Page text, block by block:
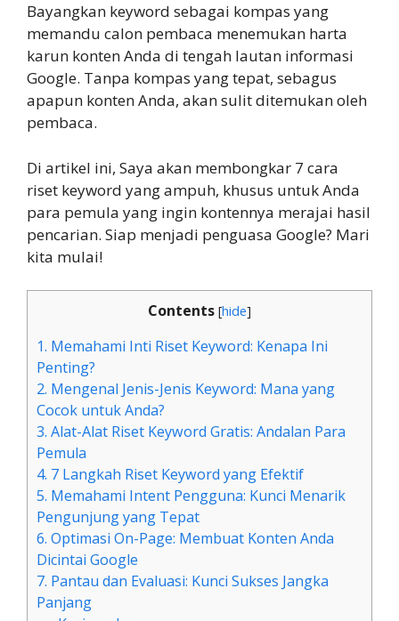
Bayangkan keyword sebagai kompas yang
memandu calon pembaca menemukan harta
karun konten Anda di tengah lautan informasi
Google. Tanpa kompas yang tepat, sebagus
apapun konten Anda, akan sulit ditemukan oleh
pembaca.
Di artikel ini, Saya akan membongkar 7 cara
riset keyword yang ampuh, khusus untuk Anda
para pemula yang ingin kontennya merajai hasil
pencarian. Siap menjadi penguasa Google? Mari
kita mulai!
Contents [hide]
1. Memahami Inti Riset Keyword: Kenapa Ini
Penting?
2. Mengenal Jenis-Jenis Keyword: Mana yang
Cocok untuk Anda?
3. Alat-Alat Riset Keyword Gratis: Andalan Para
Pemula
4. 7 Langkah Riset Keyword yang Efektif
5. Memahami Intent Pengguna: Kunci Menarik
Pengunjung yang Tepat
6. Optimasi On-Page: Membuat Konten Anda
Dicintai Google
7. Pantau dan Evaluasi: Kunci Sukses Jangka
Panjang